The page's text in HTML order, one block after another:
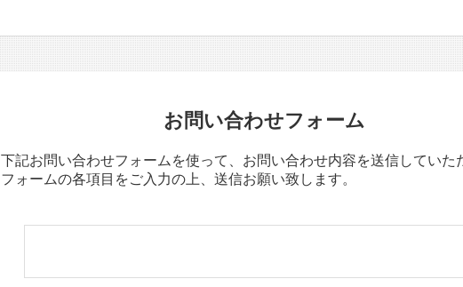
お問い合わせフォーム
下記お問い合わせフォームを使って、お問い合わせ内容を送信していた
フォームの各項目をご入力の上、送信お願い致します。